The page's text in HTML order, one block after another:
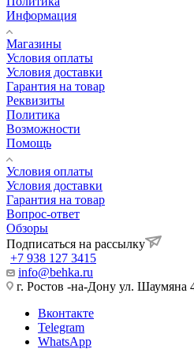
Информация
Магазины
Условия оплаты
Условия доставки
Гарантия на товар
Реквизиты
Политика
Возможности
Помощь
Условия оплаты
Условия доставки
Гарантия на товар
Вопрос-ответ
Обзоры
Подписаться на рассылку
+7 938 127 3415
info@behka.ru
г. Ростов -на-Дону ул. Шаумяна
Вконтакте
Telegram
WhatsApp